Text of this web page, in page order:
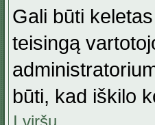
Gali būti
teisingą
būti, kad iškilo
Į viršų